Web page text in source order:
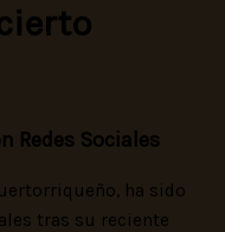
Redes Sociales
ha sido
tras su reciente